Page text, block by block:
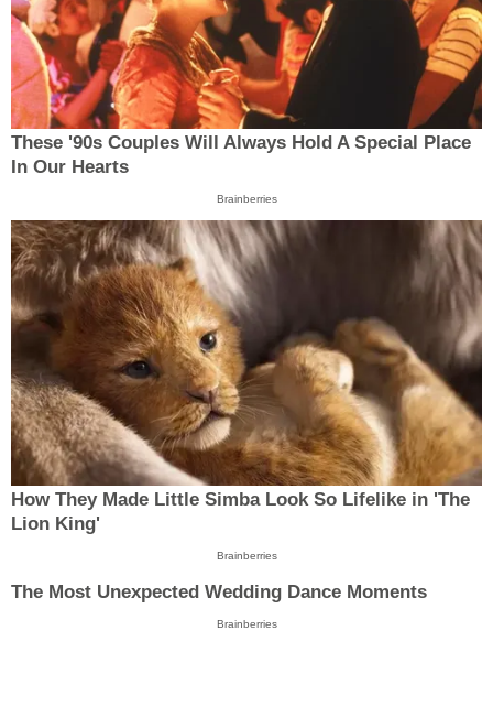
These '90s Couples Will Always Hold A Special Place
In Our Hearts
Brainberries
How They Made Little Simba Look So Lifelike in 'The
Lion King'
Brainberries
The Most Unexpected Wedding Dance Moments
Brainberries